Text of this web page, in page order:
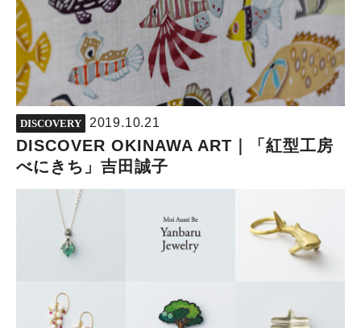
DISCOVERY 2019.10.21
DISCOVER OKINAWA ART｜「紅型工房
べにきち」吉田誠子